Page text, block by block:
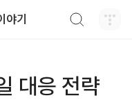
야기
대응 전략